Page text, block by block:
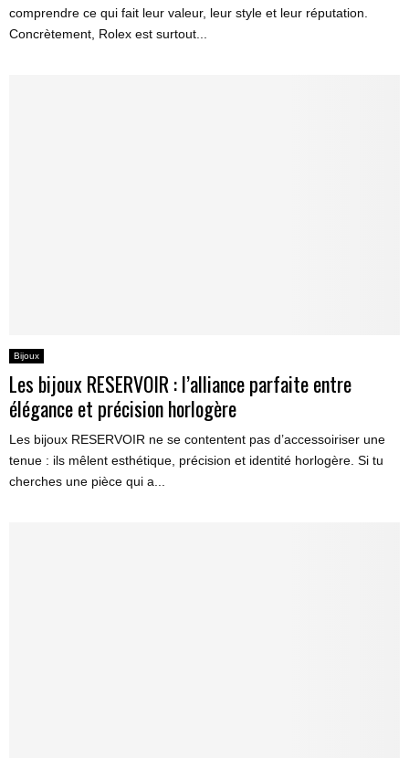
comprendre ce qui fait leur valeur, leur style et leur réputation.
Concrètement, Rolex est surtout...
Bijoux
Les bijoux RESERVOIR : l’alliance parfaite entre
élégance et précision horlogère
Les bijoux RESERVOIR ne se contentent pas d’accessoiriser une
tenue : ils mêlent esthétique, précision et identité horlogère. Si tu
cherches une pièce qui a...